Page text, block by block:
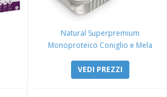
Natural Superpremium
Monoproteico Coniglio e Mela
VEDI PREZZI